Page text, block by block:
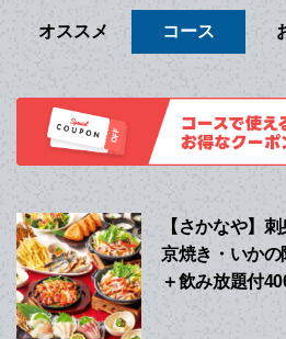
オススメ コース
【さかなや】
京焼き・いか
＋飲み放題付